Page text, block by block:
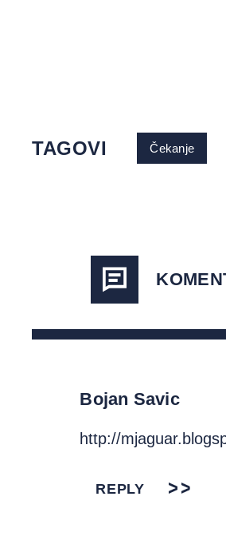
TAGOVI Čekanje
Bojan Savic
http://
REPLY